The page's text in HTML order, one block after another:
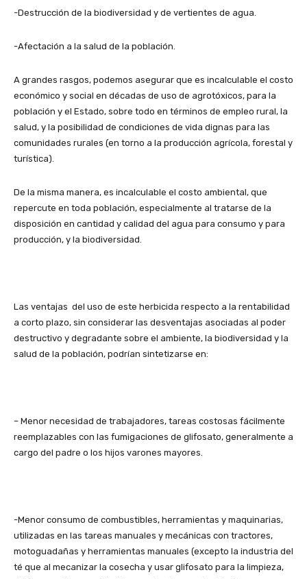
-Destrucción de la biodiversidad y de vertientes de agua.
-Afectación a la salud de la población.
A grandes rasgos, podemos asegurar que es incalculable el costo
económico y social en décadas de uso de agrotóxicos, para la
población y el Estado, sobre todo en términos de empleo rural, la
salud, y la posibilidad de condiciones de vida dignas para las
comunidades rurales (en torno a la producción agrícola, forestal y
turística).
De la misma manera, es incalculable el costo ambiental, que
repercute en toda población, especialmente al tratarse de la
disposición en cantidad y calidad del agua para consumo y para
producción, y la biodiversidad.
Las ventajas del uso de este herbicida respecto a la rentabilidad
a corto plazo, sin considerar las desventajas asociadas al poder
destructivo y degradante sobre el ambiente, la biodiversidad y la
salud de la población, podrían sintetizarse en:
– Menor necesidad de trabajadores, tareas costosas fácilmente
reemplazables con las fumigaciones de glifosato, generalmente a
cargo del padre o los hijos varones mayores.
-Menor consumo de combustibles, herramientas y maquinarias,
utilizadas en las tareas manuales y mecánicas con tractores,
motoguadañas y herramientas manuales (excepto la industria del
té que al mecanizar la cosecha y usar glifosato para la limpieza,